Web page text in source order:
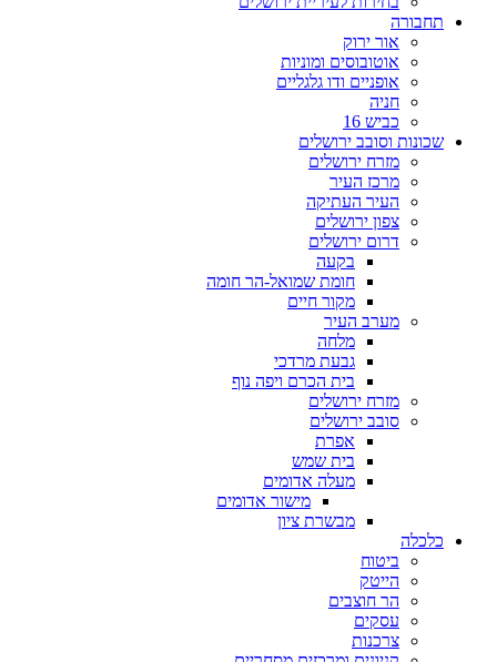
תחבורה
אור ירוק
אוטובוסים ומוניות
אופניים ודו גלגליים
חניה
כביש 16
שכונות וסובב ירושלים
מזרח ירושלים
מרכז העיר
העיר העתיקה
צפון ירושלים
דרום ירושלים
בקעה
חומת שמואל-הר חומה
מקור חיים
מערב העיר
מלחה
גבעת מרדכי
בית הכרם ויפה נוף
מזרח ירושלים
סובב ירושלים
אפרת
בית שמש
מעלה אדומים
מישור אדומים
מבשרת ציון
כלכלה
ביטוח
הייטק
הר חוצבים
עסקים
צרכנות